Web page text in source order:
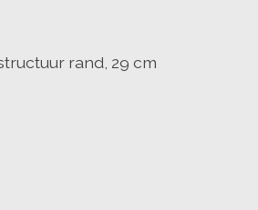
rand, 29 cm
is